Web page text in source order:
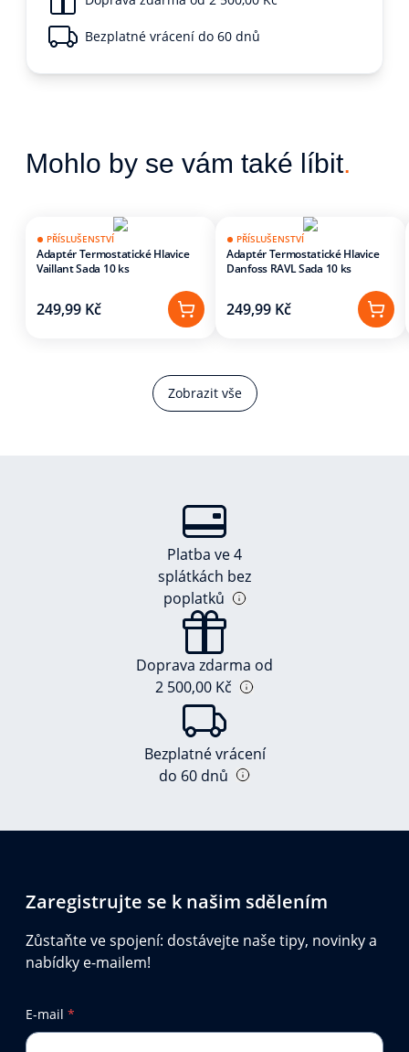
Bezplatné vrácení do 60 dnů
Mohlo by se vám také líbit.
Zobrazit vše
PŘÍSLUŠENSTVÍ
Adaptér Termostatické Hlavice
Vaillant Sada 10 ks
249,99 Kč
PŘÍSLUŠENSTVÍ
Adaptér Termostatické Hlavice
Danfoss RAVL Sada 10 ks
249,99 Kč
Platba ve 4
splátkách bez
poplatků
Doprava zdarma od
2 500,00 Kč
Bezplatné vrácení
do 60 dnů
Zaregistrujte se k našim sdělením
Zůstaňte ve spojení: dostávejte naše tipy, novinky a
nabídky e-mailem!
E-mail *